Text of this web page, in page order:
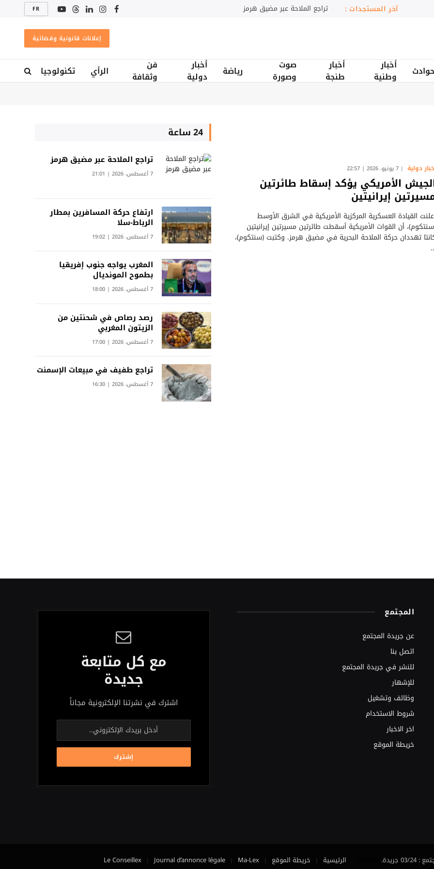
آخر المستجدات : تراجع الملاحة عبر مضيق هرمز فيسبوكالانستغرام
لينكدإنThreadsيوتيوب FR
إعلانات قانونية وقضائية
حوادث
أخبار
وطنية
أخبار
طنجة
صوت
وصورة
رياضة
أخبار
دولية
فن
وثقافة
الرأي تكنولوجيا
دولية 7 يونيو، 2026 | 22:57
الأمريكي يؤكد إسقاط طائرتين
إيرانيتين
القيادة العسكرية المركزية الأمريكية في الشرق الأوسط
أن القوات الأمريكية أسقطت طائرتين مسيرتين إيرانيتين
تهددان حركة الملاحة البحرية في مضيق هرمز. وكتبت (سنتكوم)،
24 ساعة
تراجع الملاحة عبر مضيق هرمز
7 أغسطس، 2026 | 21:01
ارتفاع حركة المسافرين بمطار
الرباط-سلا
7 أغسطس، 2026 | 19:02
المغرب يواجه جنوب إفريقيا
بطموح المونديال
7 أغسطس، 2026 | 18:00
رصد رصاص في شحنتين من
الزيتون المغربي
7 أغسطس، 2026 | 17:00
تراجع طفيف في مبيعات الإسمنت
7 أغسطس، 2026 | 16:30
المجتمع
عن جريدة المجتمع
اتصل بنا
للنشر في جريدة المجتمع
للإشهار
وظائف وتشغيل
شروط الاستخدام
اخر الاخبار
خريطة الموقع
مع كل متابعة
جديدة
اشترك في نشرتنا الإلكترونية مجاناً
الرئيسية خريطة الموقع Ma-Lex
Journal d’annonce légale
Le Conseillex